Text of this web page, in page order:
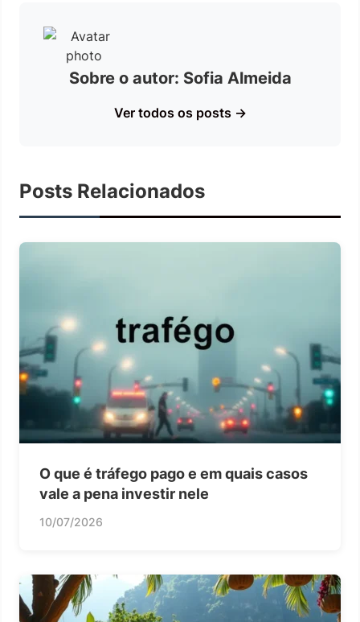
Sobre o autor: Sofia Almeida
Ver todos os posts →
Posts Relacionados
O que é tráfego pago e em quais casos
vale a pena investir nele
10/07/2026